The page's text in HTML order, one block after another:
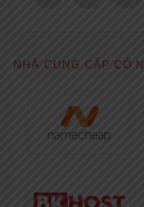
NHÀ CUNG CẤP CÓ